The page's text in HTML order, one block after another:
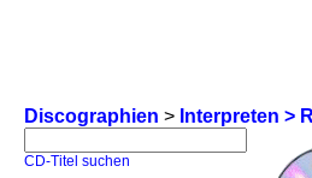
Discographien > Interpreten > R
CD-Titel suchen